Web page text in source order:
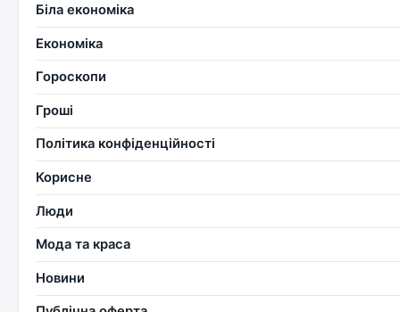
Біла економіка
Економіка
Гороскопи
Гроші
Політика конфіденційності
Корисне
Люди
Мода та краса
Новини